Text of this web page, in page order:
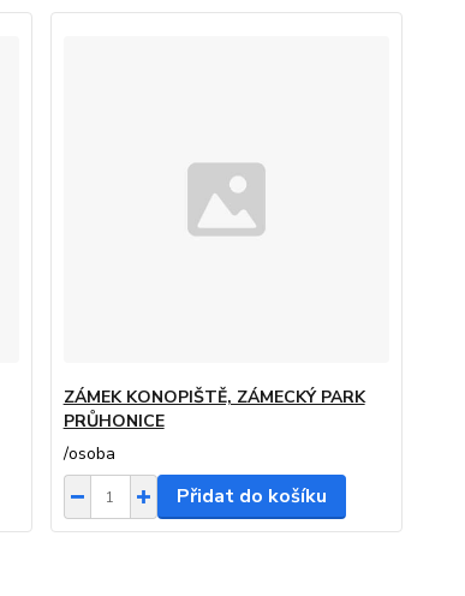
ZÁMEK KONOPIŠTĚ, ZÁMECKÝ PARK
PRŮHONICE
/osoba
Přidat do košíku